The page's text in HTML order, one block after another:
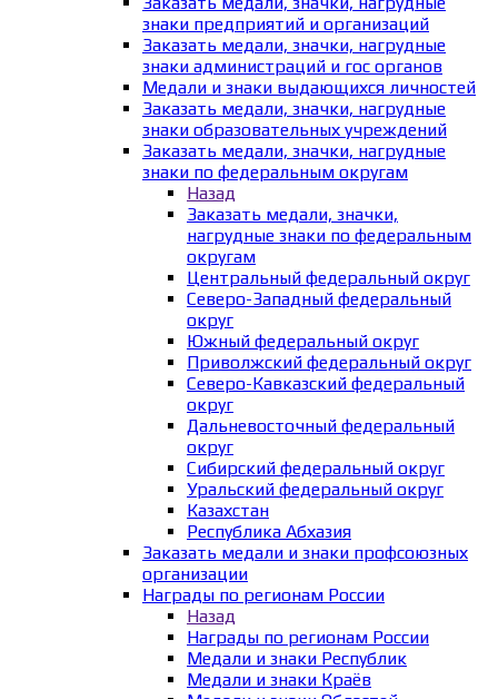
знаки предприятий и организаций
Заказать медали, значки, нагрудные
знаки администраций и гос органов
Медали и знаки выдающихся личностей
Заказать медали, значки, нагрудные
знаки образовательных учреждений
Заказать медали, значки, нагрудные
знаки по федеральным округам
Назад
Заказать медали, значки,
нагрудные знаки по федеральным
округам
Центральный федеральный округ
Северо-Западный федеральный
округ
Южный федеральный округ
Приволжский федеральный округ
Северо-Кавказский федеральный
округ
Дальневосточный федеральный
округ
Сибирский федеральный округ
Уральский федеральный округ
Казахстан
Республика Абхазия
Заказать медали и знаки профсоюзных
организации
Награды по регионам России
Назад
Награды по регионам России
Медали и знаки Республик
Медали и знаки Краёв